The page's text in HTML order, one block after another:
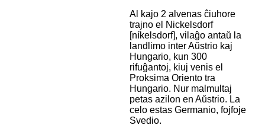
Al kajo 2 alvenas ĉiuhore
trajno el Nickelsdorf
[níkelsdorf], vilaĝo antaŭ la
landlimo inter Aŭstrio kaj
Hungario, kun 300
rifuĝantoj, kiuj venis el
Proksima Oriento tra
Hungario. Nur malmultaj
petas azilon en Aŭstrio. La
celo estas Germanio, fojfoje
Svedio.